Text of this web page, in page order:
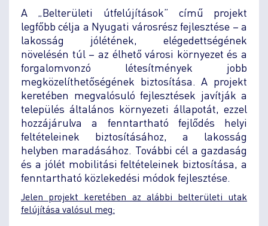
A „Belterületi útfelújítások” című projekt
legfőbb célja a Nyugati városrész fejlesztése – a
lakosság jólétének, elégedettségének
növelésén túl – az élhető városi környezet és a
forgalomvonzó létesítmények jobb
megközelíthetőségének biztosítása. A projekt
keretében megvalósuló fejlesztések javítják a
település általános környezeti állapotát, ezzel
hozzájárulva a fenntartható fejlődés helyi
feltételeinek biztosításához, a lakosság
helyben maradásához. További cél a gazdaság
és a jólét mobilitási feltételeinek biztosítása, a
fenntartható közlekedési módok fejlesztése.
Jelen projekt keretében az alábbi belterületi utak
felújítása valósul meg: